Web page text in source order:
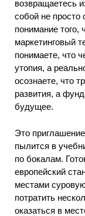
возвращаетесь
собой не
понимание того,
маркетинговый
понимаете, что
утопия, а
осознаете, что
развития, а
будущее.
Это
пылится в
по бокалам.
европейский
местами
потратить
оказаться в